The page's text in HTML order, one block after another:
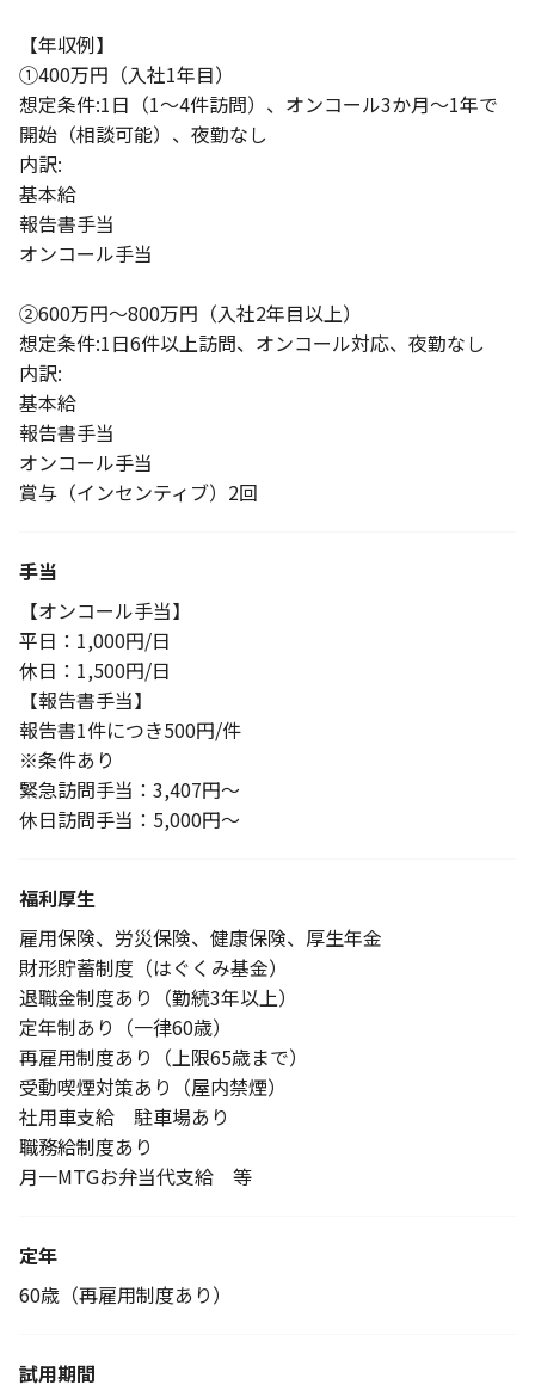
【年収例】
①400万円（入社1年目）
想定条件:1日（1～4件訪問）、オンコール3か月～1年で
開始（相談可能）、夜勤なし
内訳:
基本給
報告書手当
オンコール手当
②600万円～800万円（入社2年目以上）
想定条件:1日6件以上訪問、オンコール対応、夜勤なし
内訳:
基本給
報告書手当
オンコール手当
賞与（インセンティブ）2回
手当
【オンコール手当】
平日：1,000円/日
休日：1,500円/日
【報告書手当】
報告書1件につき500円/件
※条件あり
緊急訪問手当：3,407円～
休日訪問手当：5,000円～
福利厚生
雇用保険、労災保険、健康保険、厚生年金
財形貯蓄制度（はぐくみ基金）
退職金制度あり（勤続3年以上）
定年制あり（一律60歳）
再雇用制度あり（上限65歳まで）
受動喫煙対策あり（屋内禁煙）
社用車支給 駐車場あり
職務給制度あり
月一MTGお弁当代支給 等
定年
60歳（再雇用制度あり）
試用期間